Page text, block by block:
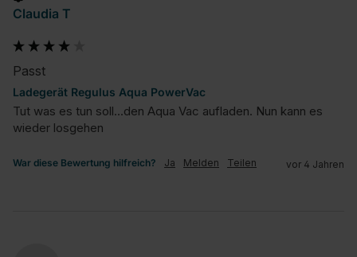
Claudia T
Passt
Ladegerät Regulus Aqua PowerVac
Tut was es tun soll...den Aqua Vac aufladen. Nun kann es
wieder losgehen
War diese Bewertung hilfreich? Ja Melden Teilen vor 4 Jahren